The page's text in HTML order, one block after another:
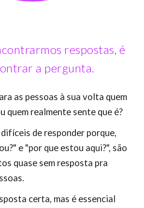
respostas, é
a pergunta.
as pessoas à sua volta quem
quem realmente sente que é?
de responder porque,
e "por que estou aqui?", são
quase sem resposta pra
certa, mas é essencial